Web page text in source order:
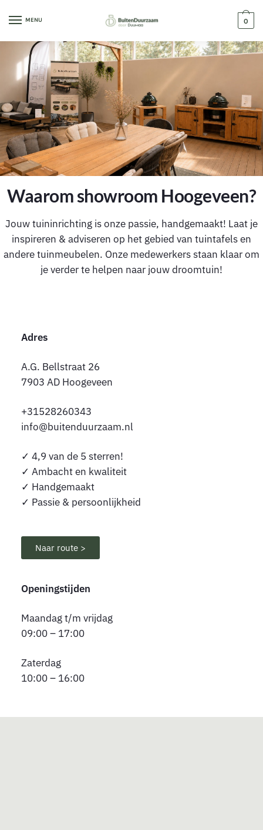
MENU 0
Waarom showroom Hoogeveen?​
Jouw tuininrichting is onze passie, handgemaakt! Laat je
inspireren & adviseren op het gebied van tuintafels en
andere tuinmeubelen. Onze medewerkers staan klaar om
je verder te helpen naar jouw droomtuin!
Adres
A.G. Bellstraat 26
7903 AD Hoogeveen
+31528260343
info@buitenduurzaam.nl
✓ 4,9 van de 5 sterren!
✓ Ambacht en kwaliteit
✓ Handgemaakt
✓ Passie & persoonlijkheid
Naar route >
Openingstijden
Maandag t/m vrijdag
09:00 – 17:00
Zaterdag
10:00 – 16:00